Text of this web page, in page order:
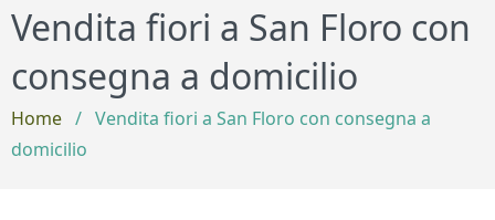
Vendita fiori a San Floro con
consegna a domicilio
Home / Vendita fiori a San Floro con consegna a
domicilio